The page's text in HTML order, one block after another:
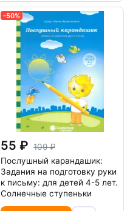
-50%
55
109
Послушный карандашик:
Задания на подготовку руки
к письму: для детей 4-5 лет.
Солнечные ступеньки